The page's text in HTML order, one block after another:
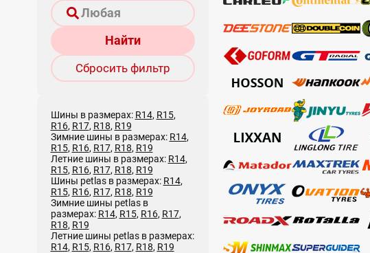
Найти
Сбросить фильтр
Шины в размерах: R14, R15,
R16, R17, R18, R19
Зимние шины в размерах: R14,
R15, R16, R17, R18, R19
Летние шины в размерах: R14,
R15, R16, R17, R18, R19
Шины petlas в размерах: R14,
R15, R16, R17, R18, R19
Зимние шины petlas в
размерах: R14, R15, R16, R17,
R18, R19
Летние шины petlas в размерах:
R14, R15, R16, R17, R18, R19